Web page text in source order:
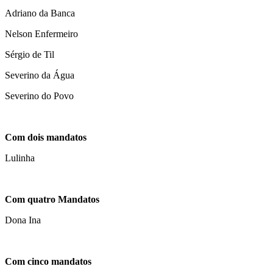
Adriano da Banca
Nelson Enfermeiro
Sérgio de Til
Severino da Água
Severino do Povo
Com dois mandatos
Lulinha
Com quatro Mandatos
Dona Ina
Com cinco mandatos